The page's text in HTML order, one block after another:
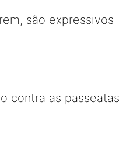
são expressivos
contra as passeatas